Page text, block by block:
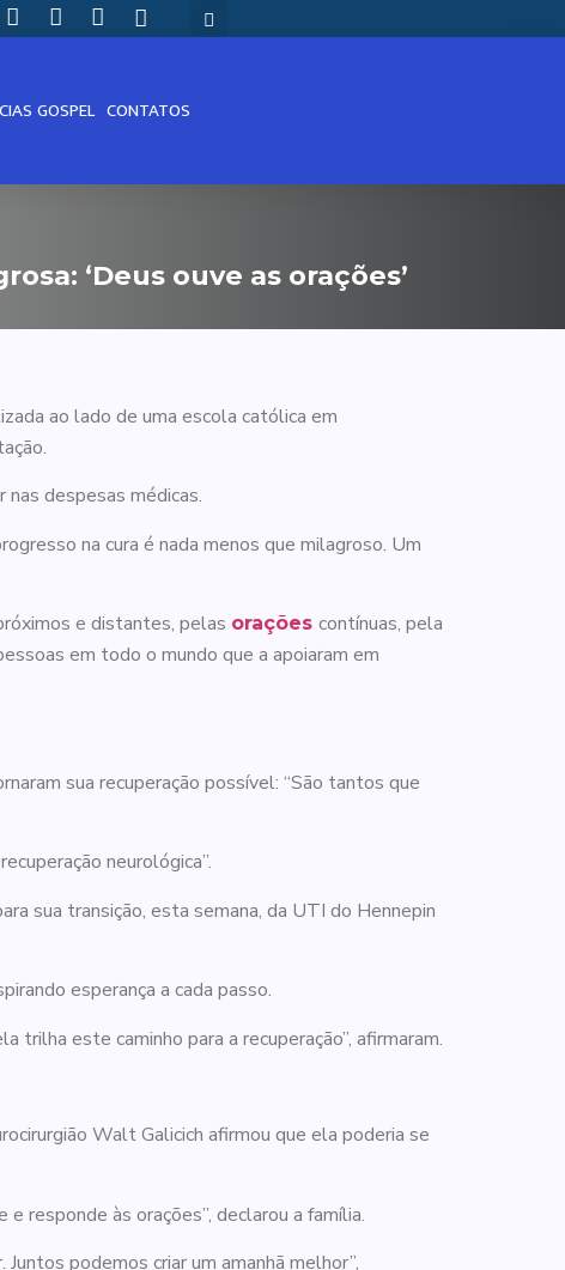
GOSPEL CONTATOS
‘Deus ouve as orações’
ao lado de uma escola católica em
nas despesas médicas.
na cura é nada menos que milagroso. Um
e distantes, pelas orações contínuas, pela
em todo o mundo que a apoiaram em
sua recuperação possível: “São tantos que
neurológica”.
sua transição, esta semana, da UTI do Hennepin
esperança a cada passo.
este caminho para a recuperação”, afirmaram.
Walt Galicich afirmou que ela poderia se
responde às orações”, declarou a família.
podemos criar um amanhã melhor”,